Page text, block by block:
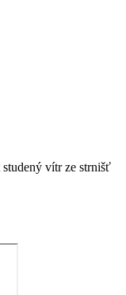
studený vítr ze strnišť